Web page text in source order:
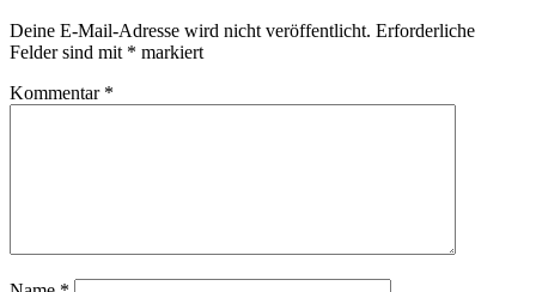
Deine E-Mail-Adresse wird nicht veröffentlicht. Erforderliche
Felder sind mit * markiert
Kommentar *